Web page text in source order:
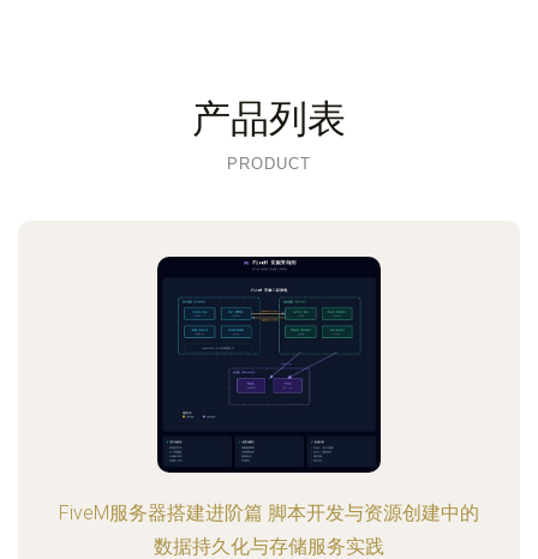
产品列表
PRODUCT
FiveM服务器搭建进阶篇 脚本开发与资源创建中的
数据持久化与存储服务实践